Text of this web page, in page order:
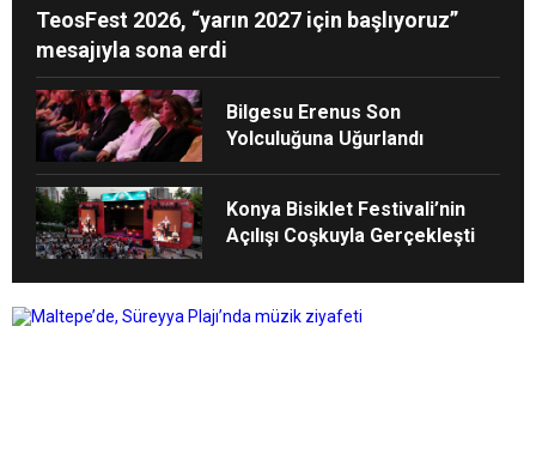
TeosFest 2026, “yarın 2027 için başlıyoruz”
mesajıyla sona erdi
Bilgesu Erenus Son
Yolculuğuna Uğurlandı
Konya Bisiklet Festivali’nin
Açılışı Coşkuyla Gerçekleşti